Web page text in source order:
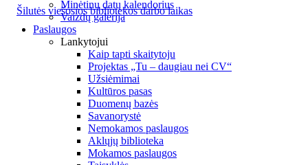
Minėtinų datų kalendorius
Vaizdų galerija
Paslaugos
Lankytojui
Kaip tapti skaitytoju
Projektas „Tu – daugiau nei CV“
Užsiėmimai
Kultūros pasas
Duomenų bazės
Savanorystė
Nemokamos paslaugos
Aklųjų biblioteka
Mokamos paslaugos